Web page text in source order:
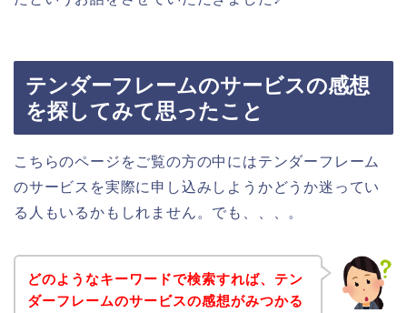
テンダーフレームのサービスの感想
を探してみて思ったこと
こちらのページをご覧の方の中にはテンダーフレーム
のサービスを実際に申し込みしようかどうか迷ってい
る人もいるかもしれません。でも、、、。
どのようなキーワードで検索すれば、テン
ダーフレームのサービスの感想がみつかる